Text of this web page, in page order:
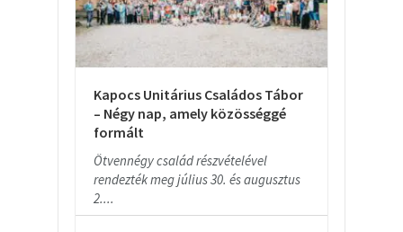
Kapocs Unitárius Családos Tábor
– Négy nap, amely közösséggé
formált
Ötvennégy család részvételével
rendezték meg július 30. és augusztus
2....